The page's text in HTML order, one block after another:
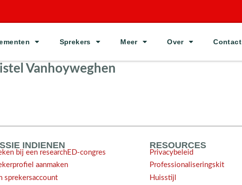
Sprekers Meer Over Contact
Vanhoyweghen
INDIENEN
bij een researchED-congres
aanmaken
sprekersaccount
RESOURCES
Privacybeleid
Professionaliseringskit
Huisstijl